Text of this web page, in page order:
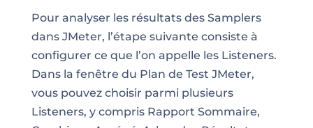
Pour analyser les résultats des Samplers
dans JMeter, l’étape suivante consiste à
configurer ce que l’on appelle les Listeners.
Dans la fenêtre du Plan de Test JMeter,
vous pouvez choisir parmi plusieurs
Listeners, y compris Rapport Sommaire,